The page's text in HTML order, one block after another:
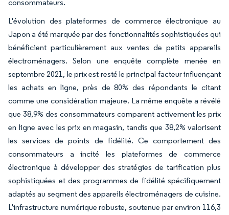
consommateurs.
L'évolution des plateformes de commerce électronique au
Japon a été marquée par des fonctionnalités sophistiquées qui
bénéficient particulièrement aux ventes de petits appareils
électroménagers. Selon une enquête complète menée en
septembre 2021, le prix est resté le principal facteur influençant
les achats en ligne, près de 80% des répondants le citant
comme une considération majeure. La même enquête a révélé
que 38,9% des consommateurs comparent activement les prix
en ligne avec les prix en magasin, tandis que 38,2% valorisent
les services de points de fidélité. Ce comportement des
consommateurs a incité les plateformes de commerce
électronique à développer des stratégies de tarification plus
sophistiquées et des programmes de fidélité spécifiquement
adaptés au segment des appareils électroménagers de cuisine.
L'infrastructure numérique robuste, soutenue par environ 116,3